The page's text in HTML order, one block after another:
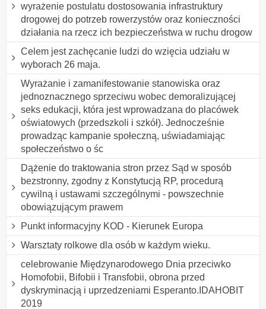
wyrażenie postulatu dostosowania infrastruktury
drogowej do potrzeb rowerzystów oraz konieczności
działania na rzecz ich bezpieczeństwa w ruchu drogow
Celem jest zachęcanie ludzi do wzięcia udziału w
wyborach 26 maja.
Wyrażanie i zamanifestowanie stanowiska oraz
jednoznacznego sprzeciwu wobec demoralizującej
seks edukacji, która jest wprowadzana do placówek
oświatowych (przedszkoli i szkół). Jednocześnie
prowadząc kampanie społeczną, uświadamiając
społeczeństwo o śc
Dążenie do traktowania stron przez Sąd w sposób
bezstronny, zgodny z Konstytucją RP, procedurą
cywilną i ustawami szczególnymi - powszechnie
obowiązującym prawem
Punkt informacyjny KOD - Kierunek Europa
Warsztaty rolkowe dla osób w każdym wieku.
celebrowanie Międzynarodowego Dnia przeciwko
Homofobii, Bifobii i Transfobii, obrona przed
dyskryminacją i uprzedzeniami Esperanto.IDAHOBIT
2019